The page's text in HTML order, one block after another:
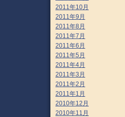
2011年10月
2011年9月
2011年8月
2011年7月
2011年6月
2011年5月
2011年4月
2011年3月
2011年2月
2011年1月
2010年12月
2010年11月